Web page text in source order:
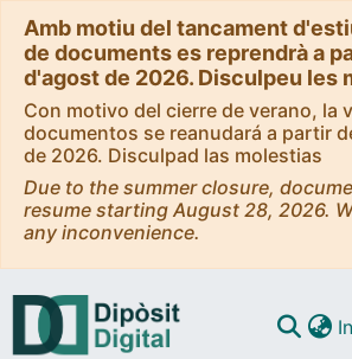
Amb motiu del tancament
de documents es reprendrà a
d'agost de 2026. Disculpeu les
Con motivo del cierre de verano, la
documentos se reanudará a partir
de 2026. Disculpad las molestias
Due to the summer closure,
resume starting August 28, 2026.
any inconvenience.